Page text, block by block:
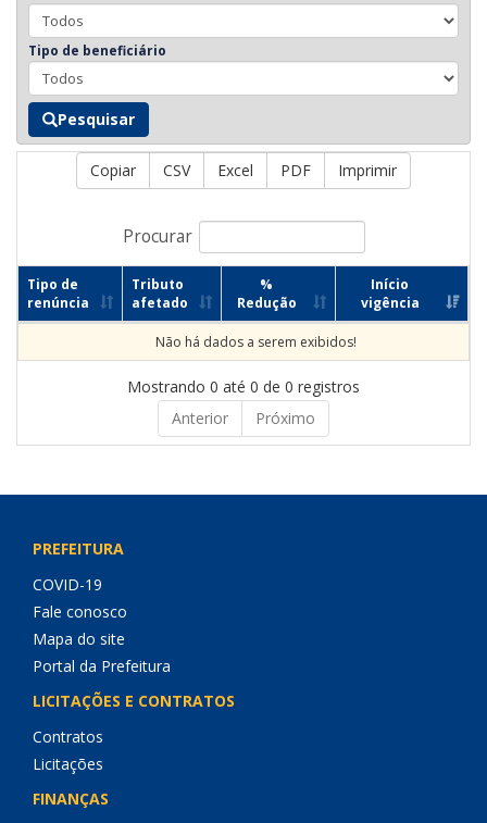
Tipo de beneficiário
Pesquisar
Copiar CSV Excel PDF Imprimir
Procurar
Tipo de
renúncia
Tributo
afetado
%
Redução
Início
vigência
Não há dados a serem exibidos!
Mostrando 0 até 0 de 0 registros
Anterior
Próximo
PREFEITURA
COVID-19
Fale conosco
Mapa do site
Portal da Prefeitura
LICITAÇÕES E CONTRATOS
Contratos
Licitações
FINANÇAS